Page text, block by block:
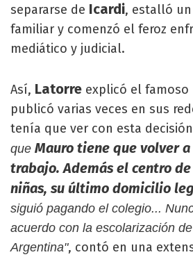
separarse de Icardi, estalló
familiar y comenzó el feroz
mediático y judicial.
Así, Latorre explicó el famoso
publicó varias veces en sus
tenía que ver con esta
que Mauro tiene que volver
trabajo. Además el centro
niñas, su último domicilio
siguió pagando el colegio...
acuerdo con la escolarización
Argentina", contó en una